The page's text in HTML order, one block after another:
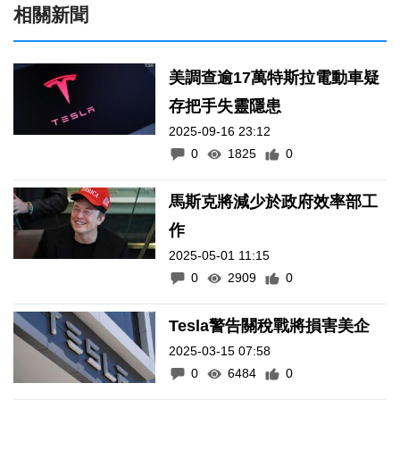
相關新聞
美調查逾17萬特斯拉電動車疑
存把手失靈隱患
2025-09-16 23:12
0
1825 0
馬斯克將減少於政府效率部工
作
2025-05-01 11:15
0
2909 0
Tesla警告關稅戰將損害美企
2025-03-15 07:58
0
6484 0